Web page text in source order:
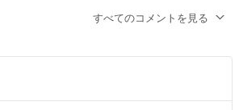
すべてのコメントを見る